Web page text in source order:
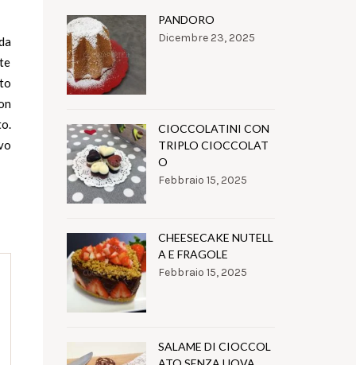
PANDORO
Dicembre 23, 2025
CIOCCOLATINI CON
TRIPLO CIOCCOLAT
O
Febbraio 15, 2025
CHEESECAKE NUTELL
A E FRAGOLE
Febbraio 15, 2025
SALAME DI CIOCCOL